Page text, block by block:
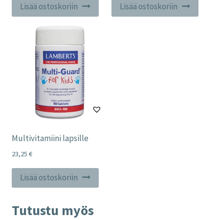
Lisää ostoskoriin Lisää ostoskoriin
Multivitamiini lapsille
23,25 €
Lisää ostoskoriin
Tutustu myös